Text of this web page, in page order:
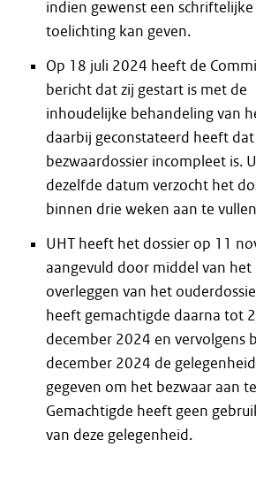
indien gewenst een schriftelijke
toelichting kan geven.
Op 18 juli 2024 heeft de
bericht dat zij gestart is met de
inhoudelijke behandeling van
daarbij geconstateerd heeft
bezwaardossier incompleet is.
dezelfde datum verzocht het
binnen drie weken aan te
UHT heeft het dossier op 11
aangevuld door middel van het
overleggen van het
heeft gemachtigde daarna tot 2
december 2024 en vervolgens
december 2024 de gelegenheid
gegeven om het bezwaar aan
Gemachtigde heeft geen
van deze gelegenheid.